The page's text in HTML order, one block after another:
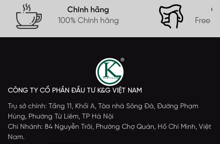
Chính hãng
100% Chính hãng
Free
CÔNG TY CỔ PHẦN ĐẦU TƯ K&G VIỆT NAM
Trụ sở chính: Tầng 11, Khối A, Tòa nhà Sông Đà, Đường Phạm
Hùng, Phường Từ Liêm, TP Hà Nội
Chi Nhánh: 84 Nguyễn Trãi, Phường Chợ Quán, Hồ Chí Minh, Việt
Nam.